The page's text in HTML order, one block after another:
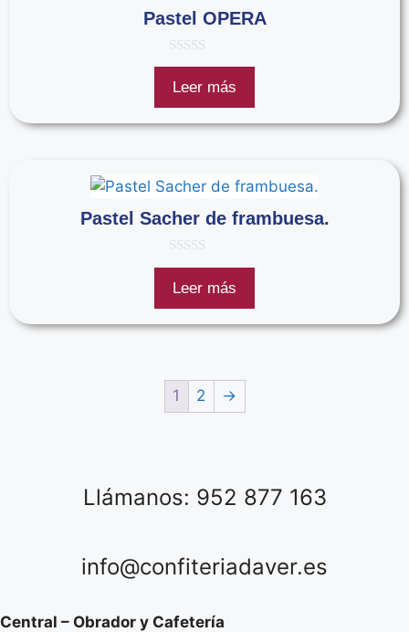
Pastel OPERA
0
eLeer más
Pastel Sacher de frambuesa.
0
eLeer más
1 2 →
Llámanos: 952 877 163
info@confiteriadaver.es
Central – Obrador y Cafetería